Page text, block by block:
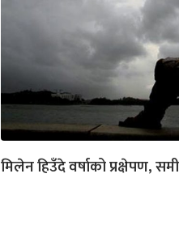
मिलेन हिउँदे वर्षाको प्रक्षेपण,